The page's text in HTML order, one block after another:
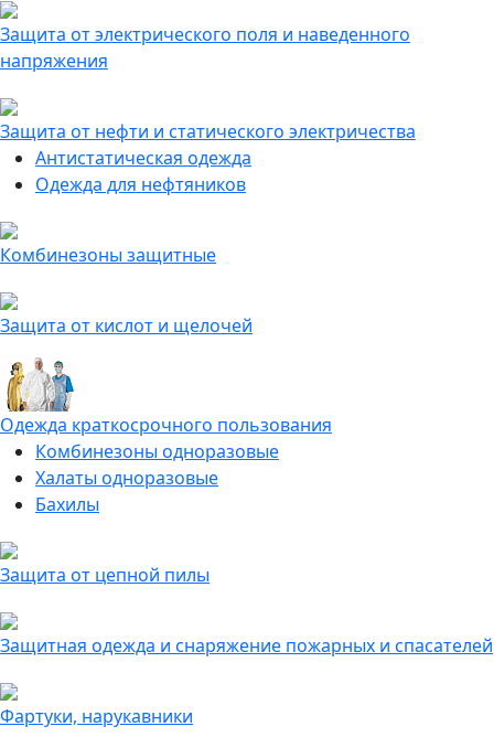
Защита от электрического поля и наведенного
напряжения
Защита от нефти и статического электричества
Антистатическая одежда
Одежда для нефтяников
Комбинезоны защитные
Защита от кислот и щелочей
Одежда краткосрочного пользования
Комбинезоны одноразовые
Халаты одноразовые
Бахилы
Защита от цепной пилы
Защитная одежда и снаряжение пожарных и спасателей
Фартуки, нарукавники